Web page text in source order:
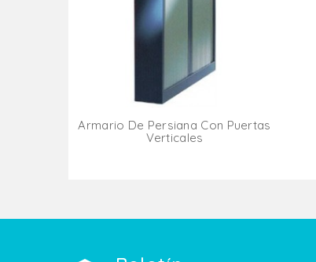
Armario De Persiana Con Puertas
Verticales